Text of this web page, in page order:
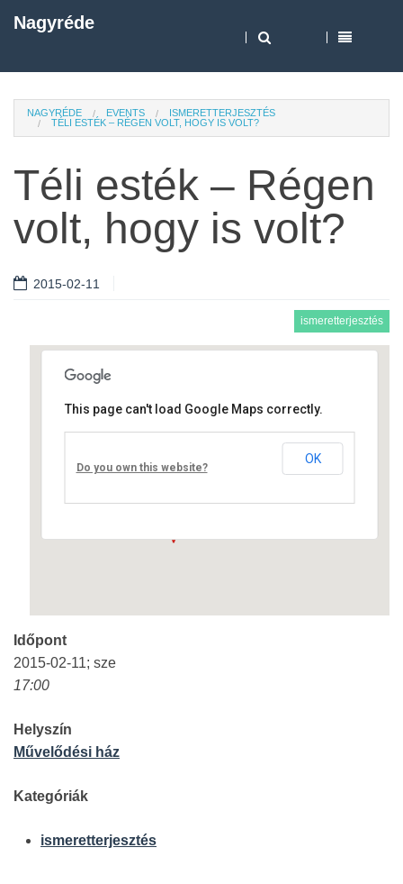
Nagyréde
NAGYRÉDE EVENTS
ISMERETTERJESZTÉS
TÉLI ESTÉK – RÉGEN VOLT, HOGY IS VOLT?
Téli esték – Régen
volt, hogy is volt?
2015-02-11
ismeretterjesztés
Művelődési ház
Fő út 8 - Nagyréde
This page can't load Google Maps correctly.
Do you own this website?
OK
Időpont
2015-02-11; sze
17:00
Helyszín
Művelődési ház
Kategóriák
ismeretterjesztés